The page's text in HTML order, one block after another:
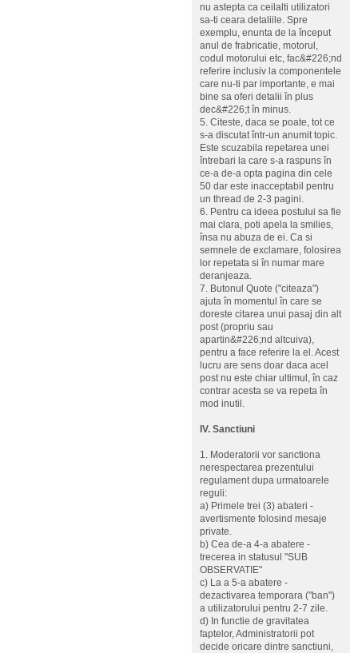
nu astepta ca ceilalti utilizatori
sa-ti ceara detaliile. Spre
exemplu, enunta de la început
anul de frabricatie, motorul,
codul motorului etc, fac&#226;nd
referire inclusiv la componentele
care nu-ti par importante, e mai
bine sa oferi detalii în plus
dec&#226;t în minus.
5. Citeste, daca se poate, tot ce
s-a discutat într-un anumit topic.
Este scuzabila repetarea unei
întrebari la care s-a raspuns în
ce-a de-a opta pagina din cele
50 dar este inacceptabil pentru
un thread de 2-3 pagini.
6. Pentru ca ideea postului sa fie
mai clara, poti apela la smilies,
însa nu abuza de ei. Ca si
semnele de exclamare, folosirea
lor repetata si în numar mare
deranjeaza.
7. Butonul Quote ("citeaza")
ajuta în momentul în care se
doreste citarea unui pasaj din alt
post (propriu sau
apartin&#226;nd altcuiva),
pentru a face referire la el. Acest
lucru are sens doar daca acel
post nu este chiar ultimul, în caz
contrar acesta se va repeta în
mod inutil.
IV. Sanctiuni
1. Moderatorii vor sanctiona
nerespectarea prezentului
regulament dupa urmatoarele
reguli:
a) Primele trei (3) abateri -
avertismente folosind mesaje
private.
b) Cea de-a 4-a abatere -
trecerea in statusul "SUB
OBSERVATIE"
c) La a 5-a abatere -
dezactivarea temporara ("ban")
a utilizatorului pentru 2-7 zile.
d) In functie de gravitatea
faptelor, Administratorii pot
decide oricare dintre sanctiuni,